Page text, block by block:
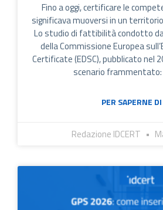
Fino a oggi, certificare le
significava muoversi in un
Lo studio di fattibilità condotto
della Commissione Europea
Certificate (EDSC), pubblicato nel
scenario frammentato:
PER SAPERNE
Redazione IDCERT